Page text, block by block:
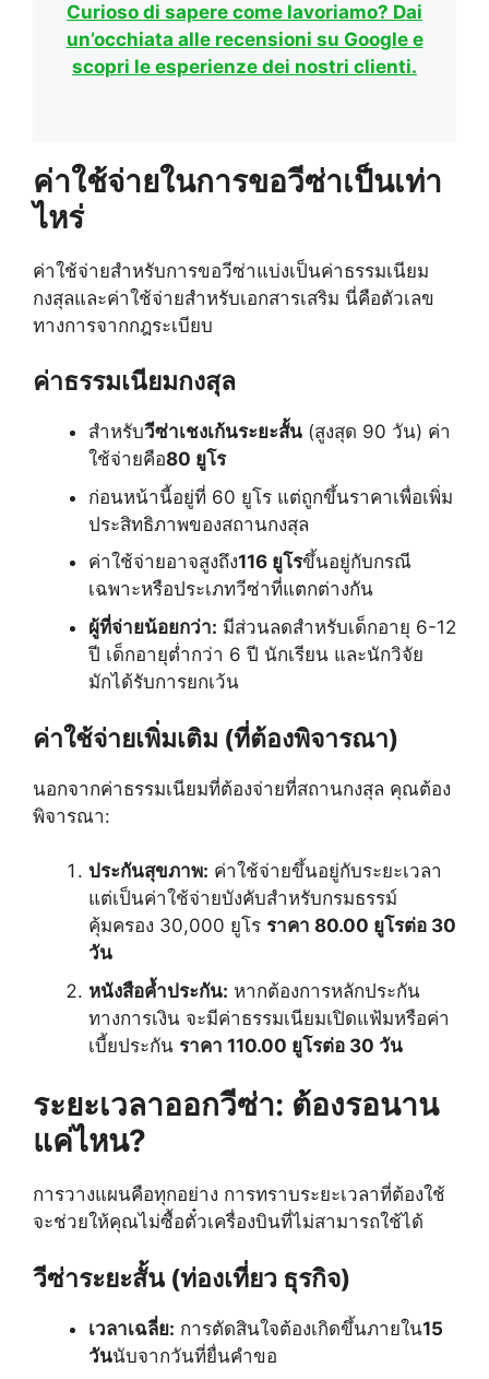
Curioso di sapere come lavoriamo? Dai
un’occhiata alle recensioni su Google e
scopri le esperienze dei nostri clienti.
ค่าใช้จ่ายในการขอวีซ่าเป็นเท่า
ไหร่
ค่าใช้จ่ายสำหรับการขอวีซ่าแบ่งเป็นค่าธรรมเนียม
กงสุลและค่าใช้จ่ายสำหรับเอกสารเสริม นี่คือตัวเลข
ทางการจากกฎระเบียบ
ค่าธรรมเนียมกงสุล
สำหรับวีซ่าเชงเก้นระยะสั้น (สูงสุด 90 วัน) ค่า
ใช้จ่ายคือ80 ยูโร
ก่อนหน้านี้อยู่ที่ 60 ยูโร แต่ถูกขึ้นราคาเพื่อเพิ่ม
ประสิทธิภาพของสถานกงสุล
ค่าใช้จ่ายอาจสูงถึง116 ยูโรขึ้นอยู่กับกรณี
เฉพาะหรือประเภทวีซ่าที่แตกต่างกัน
ผู้ที่จ่ายน้อยกว่า: มีส่วนลดสำหรับเด็กอายุ 6-12
ปี เด็กอายุต่ำกว่า 6 ปี นักเรียน และนักวิจัย
มักได้รับการยกเว้น
ค่าใช้จ่ายเพิ่มเติม (ที่ต้องพิจารณา)
นอกจากค่าธรรมเนียมที่ต้องจ่ายที่สถานกงสุล คุณต้อง
พิจารณา:
ประกันสุขภาพ: ค่าใช้จ่ายขึ้นอยู่กับระยะเวลา
แต่เป็นค่าใช้จ่ายบังคับสำหรับกรมธรรม์
คุ้มครอง 30,000 ยูโร ราคา 80.00 ยูโรต่อ 30
วัน
หนังสือค้ำประกัน: หากต้องการหลักประกัน
ทางการเงิน จะมีค่าธรรมเนียมเปิดแฟ้มหรือค่า
เบี้ยประกัน ราคา 110.00 ยูโรต่อ 30 วัน
ระยะเวลาออกวีซ่า: ต้องรอนาน
แค่ไหน?
การวางแผนคือทุกอย่าง การทราบระยะเวลาที่ต้องใช้
จะช่วยให้คุณไม่ซื้อตั๋วเครื่องบินที่ไม่สามารถใช้ได้
วีซ่าระยะสั้น (ท่องเที่ยว ธุรกิจ)
เวลาเฉลี่ย: การตัดสินใจต้องเกิดขึ้นภายใน15
วันนับจากวันที่ยื่นคำขอ